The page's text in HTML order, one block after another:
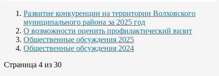
Развитие конкуренции на территории Волховского
муниципального района за 2025 год
О возможности оценить профилактический визит
Общественные обсуждения 2025
Общественные обсуждения 2024
Страница 4 из 30